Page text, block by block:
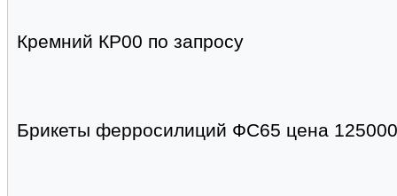
Кремний КР00 по запросу
Брикеты ферросилиций ФС65 цена